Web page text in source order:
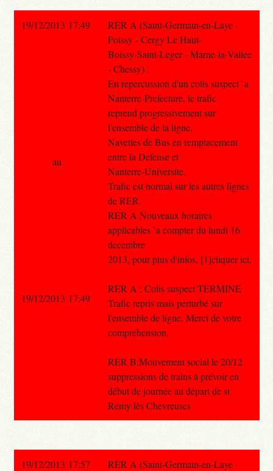
19/12/2013 17:49
RER A (Saint-Germain-en-Laye -
Poissy - Cergy Le Haut-
Boissy-Saint-Leger - Marne-la-Vallee
- Chessy) :
En repercussion d'un colis suspect `a
Nanterre-Prefecture, le trafic
reprend progressivement sur
l'ensemble de la ligne.
Navettes de Bus en remplacement
entre la Defense et
Nanterre-Universite.
Trafic est normal sur les autres lignes
de RER.
RER A Nouveaux horaires
applicables `a compter du lundi 16
decembre
2013, pour plus d'infos, [1]cliquer ici.
RER A : Colis suspect TERMINE
Trafic repris mais perturbé sur
l'ensemble de ligne. Merci de votre
compréhension.
RER B:Mouvement social le 20/12
suppressions de trains à prévoir en
début de journée au départ de st
Rémy lès Chevreuses
au
19/12/2013 17:49
19/12/2013 17:57
RER A (Saint-Germain-en-Laye -